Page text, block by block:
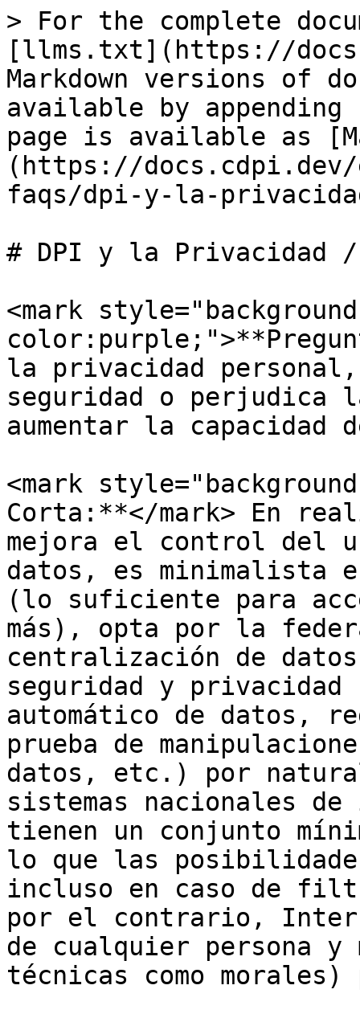
> For the complete
[llms.txt](https://
Markdown versions of
available by
page is available as
(https://docs.cdpi.dev/
faqs/dpi-y-la-
# DPI y la Privacidad /
<mark
la privacidad
seguridad o perjudica
aumentar la capacidad
<mark
Corta:**</mark> En
mejora el control del
datos, es minimalista
(lo suficiente para
más), opta por la
centralización de
seguridad y privacidad
automático de datos,
prueba de
datos, etc.) por
sistemas nacionales
tienen un conjunto
lo que las
incluso en caso de
por el contrario,
de cualquier persona y
técnicas como